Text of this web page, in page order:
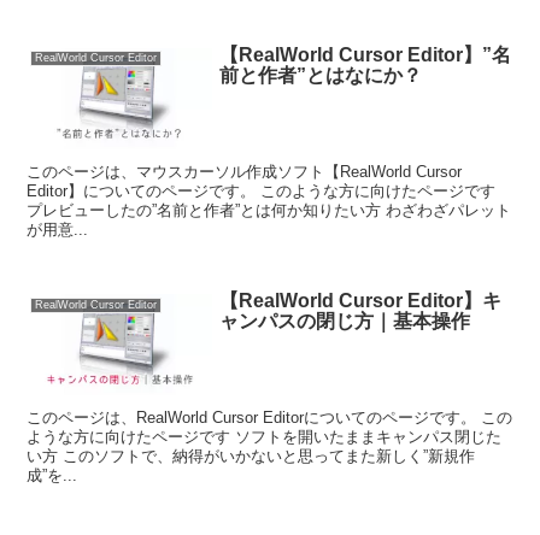
RealWorld Cursor Editor
【RealWorld Cursor Editor】”名
前と作者”とはなにか？
このページは、マウスカーソル作成ソフト【RealWorld Cursor
Editor】についてのページです。 このような方に向けたページです
プレビューしたの”名前と作者”とは何か知りたい方 わざわざパレット
が用意...
RealWorld Cursor Editor
【RealWorld Cursor Editor】キ
ャンパスの閉じ方｜基本操作
このページは、RealWorld Cursor Editorについてのページです。 この
ような方に向けたページです ソフトを開いたままキャンパス閉じた
い方 このソフトで、納得がいかないと思ってまた新しく”新規作
成”を...